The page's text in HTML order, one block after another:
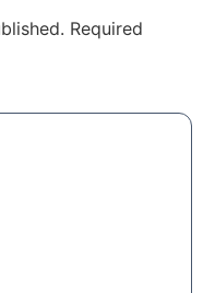
Required